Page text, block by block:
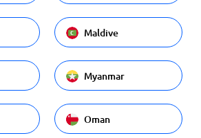
Maldive
Myanmar
Oman